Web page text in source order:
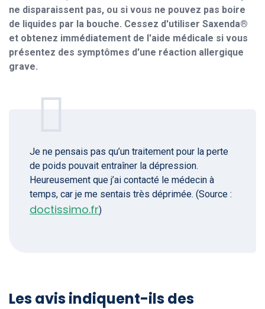
ne disparaissent pas, ou si vous ne pouvez pas boire
de liquides par la bouche. Cessez d'utiliser Saxenda®
et obtenez immédiatement de l'aide médicale si vous
présentez des symptômes d'une réaction allergique
grave.
Je ne pensais pas qu’un traitement pour la perte
de poids pouvait entraîner la dépression.
Heureusement que j’ai contacté le médecin à
temps, car je me sentais très déprimée. (Source :
doctissimo.fr)
Les avis indiquent-ils des